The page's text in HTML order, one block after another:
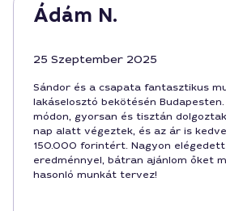
Ádám N.
25 Szeptember 2025
Sándor és a csapata fantasztikus
lakáselosztó bekötésén
módon, gyorsan és tisztán
nap alatt végeztek, és az ár is
150.000 forintért. Nagyon
eredménnyel, bátran ajánlom őket
hasonló munkát tervez!